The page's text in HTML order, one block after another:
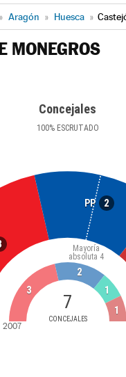
» Aragón » Huesca »
MONEGROS
Concejales
100%ESCRUTADO
PP 2
7
CONCEJALES
Mayoría
absoluta 4
3
2
1
1
2007